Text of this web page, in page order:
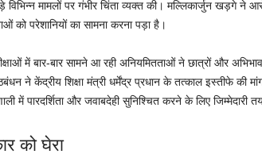
मामलों पर गंभीर चिंता व्यक्त की। मल्लिकार्जुन खड़गे ने
को परेशानियों का सामना करना पड़ा है।
में बार-बार सामने आ रही अनियमितताओं ने छात्रों और
ने केंद्रीय शिक्षा मंत्री धर्मेंद्र प्रधान के तत्काल इस्तीफे की
में पारदर्शिता और जवाबदेही सुनिश्चित करने के लिए जिम्मेदारी
को घेरा